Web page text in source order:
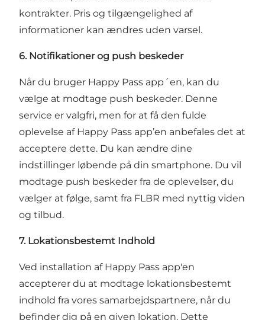
kontrakter. Pris og tilgængelighed af
informationer kan ændres uden varsel.
6. Notifikationer og push beskeder
Når du bruger Happy Pass app´en, kan du
vælge at modtage push beskeder. Denne
service er valgfri, men for at få den fulde
oplevelse af Happy Pass app’en anbefales det at
acceptere dette. Du kan ændre dine
indstillinger løbende på din smartphone. Du vil
modtage push beskeder fra de oplevelser, du
vælger at følge, samt fra FLBR med nyttig viden
og tilbud.
7. Lokationsbestemt Indhold
Ved installation af Happy Pass app'en
accepterer du at modtage lokationsbestemt
indhold fra vores samarbejdspartnere, når du
befinder dig på en given lokation. Dette